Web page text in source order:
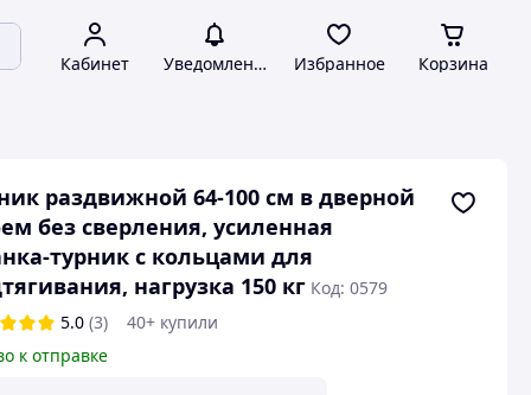
Кабинет Уведомления Избранное Корзина
раздвижной 64-100 см в дверной
без сверления, усиленная
турник с кольцами для
нагрузка 150 кг Код: 0579
5.0 (3)
40+ купили
к отправке